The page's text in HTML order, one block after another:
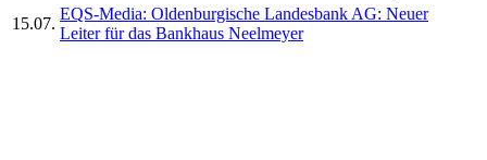
15.07.
EQS-Media: Oldenburgische Landesbank AG: Neuer
Leiter für das Bankhaus Neelmeyer